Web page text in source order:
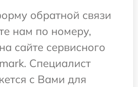
обратной связи
нам по номеру,
сайте сервисного
Специалист
с Вами для